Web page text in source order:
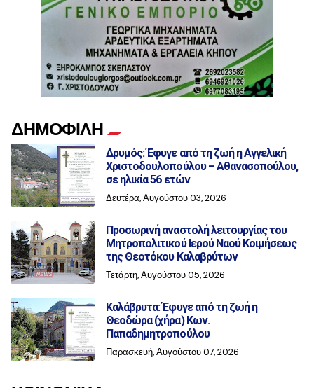
ΔΗΜΟΦΙΛΗ
Δρυμός: Έφυγε από τη ζωή η Αγγελική
Χριστοδουλοπούλου – Αθανασοπούλου,
σε ηλικία 56 ετών
Δευτέρα, Αυγούστου 03, 2026
Προσωρινή αναστολή λειτουργίας του
Μητροπολιτικού Ιερού Ναού Κοιμήσεως
της Θεοτόκου Καλαβρύτων
Τετάρτη, Αυγούστου 05, 2026
Καλάβρυτα: Έφυγε από τη ζωή η
Θεοδώρα (χήρα) Κων.
Παπαδημητροπούλου
Παρασκευή, Αυγούστου 07, 2026